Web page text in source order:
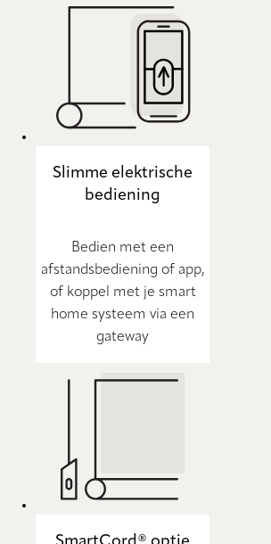
Slimme elektrische
bediening
Bedien met een
afstandsbediening of app,
of koppel met je smart
home systeem via een
gateway